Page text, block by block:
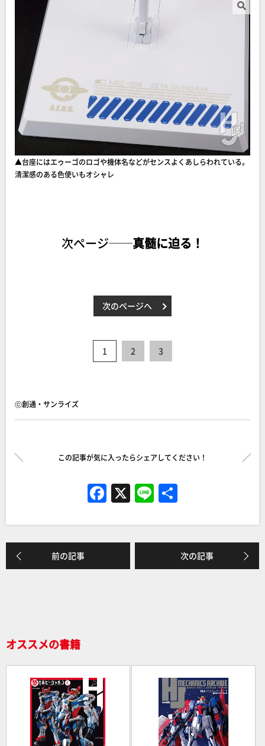
▲台座にはエゥーゴのロゴや機体名などがセンスよくあしらわれている。
清潔感のある色使いもオシャレ
次ページ──真髄に迫る！
次のページへ
1 2 3
ⓒ創通・サンライズ
この記事が気に入ったらシェアしてください！
F
a
c
e
b
X Li
n
e
前の記事 次の記事
オススメの書籍